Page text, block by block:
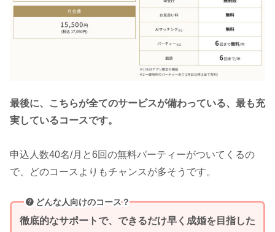
最後に、こちらが全てのサービスが備わっている、最も充
実しているコースです。
申込人数40名/月と6回の無料パーティーがついてくるの
で、どのコースよりもチャンスが多そうです。
どんな人向けのコース？
徹底的なサポートで、できるだけ早く成婚を目指した